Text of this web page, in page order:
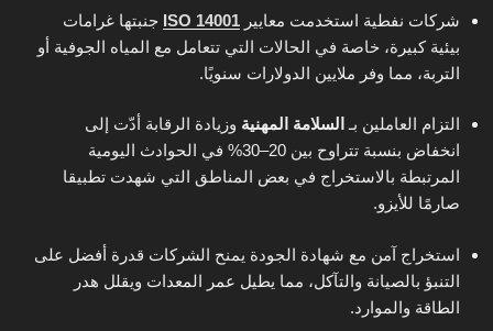
شركات نفطية استخدمت معايير ISO 14001 جنبتها غرامات
بيئية كبيرة، خاصة في الحالات التي تتعامل مع المياه الجوفية أو
التربة، مما وفر ملايين الدولارات سنويًا.
التزام العاملين بـ السلامة المهنية وزيادة الرقابة أدّت إلى
انخفاض بنسبة تتراوح بين 20–30% في الحوادث اليومية
المرتبطة بالاستخراج في بعض المناطق التي شهدت تطبيقا
صارمًا للأيزو.
استخراج آمن مع شهادة الجودة يمنح الشركات قدرة أفضل على
التنبؤ بالصيانة والتآكل، مما يطيل عمر المعدات ويقلل هدر
الطاقة والموارد.